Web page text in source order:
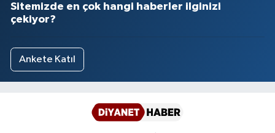
Sitemizde en çok hangi haberler ilginizi
çekiyor?
Ankete Katıl